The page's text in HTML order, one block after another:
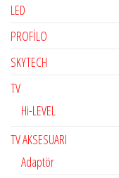
LED
PROFİLO
SKYTECH
TV
Hi-LEVEL
TV AKSESUARI
Adaptör